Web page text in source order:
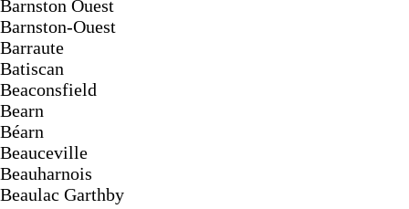
Barnston Ouest
Barnston-Ouest
Barraute
Batiscan
Beaconsfield
Bearn
Béarn
Beauceville
Beauharnois
Beaulac Garthby